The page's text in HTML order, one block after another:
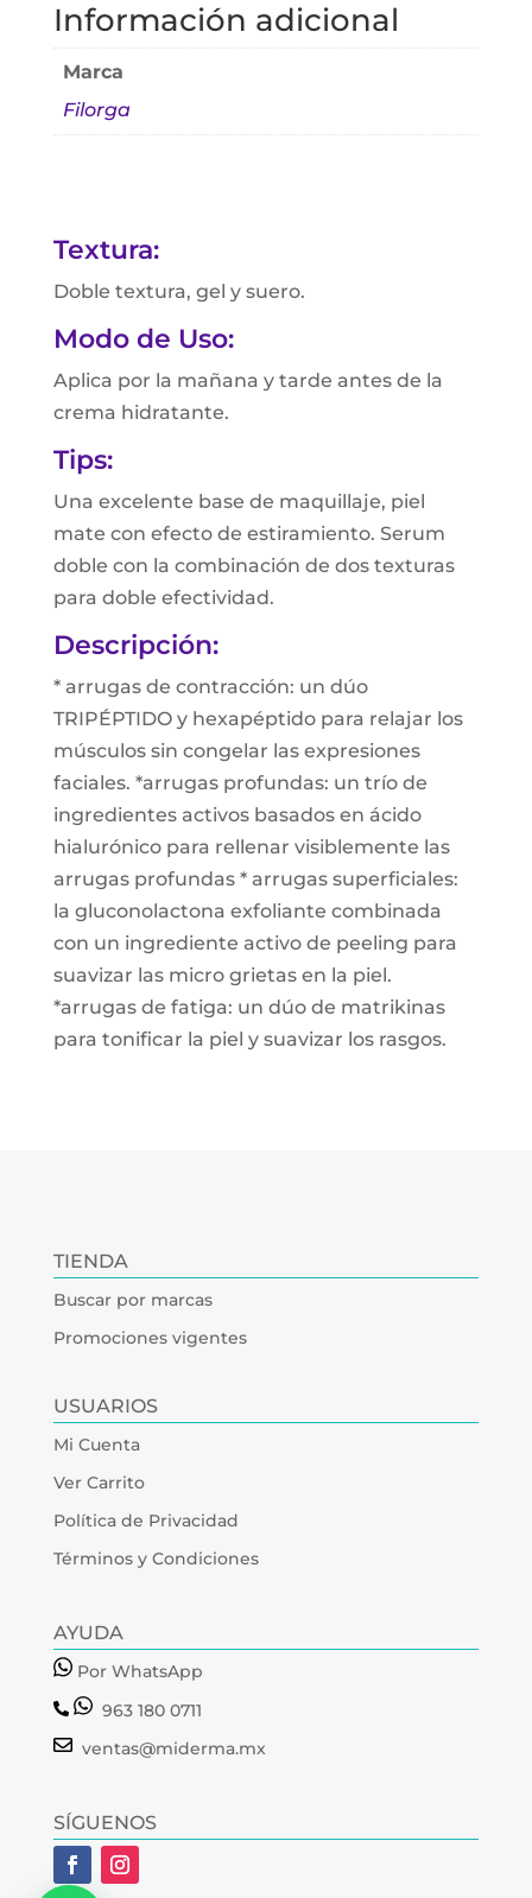
Información adicional
Marca
Filorga
Textura:
Doble textura, gel y suero.
Modo de Uso:
Aplica por la mañana y tarde antes de la
crema hidratante.
Tips:
Una excelente base de maquillaje, piel
mate con efecto de estiramiento. Serum
doble con la combinación de dos texturas
para doble efectividad.
Descripción:
* arrugas de contracción: un dúo
TRIPÉPTIDO y hexapéptido para relajar los
músculos sin congelar las expresiones
faciales. *arrugas profundas: un trío de
ingredientes activos basados en ácido
hialurónico para rellenar visiblemente las
arrugas profundas * arrugas superficiales:
la gluconolactona exfoliante combinada
con un ingrediente activo de peeling para
suavizar las micro grietas en la piel.
*arrugas de fatiga: un dúo de matrikinas
para tonificar la piel y suavizar los rasgos.
TIENDA
Buscar por marcas
Promociones vigentes
USUARIOS
Mi Cuenta
Ver Carrito
Política de Privacidad
Términos y Condiciones
AYUDA
Por WhatsApp
963 180 0711
ventas@miderma.mx
SÍGUENOS